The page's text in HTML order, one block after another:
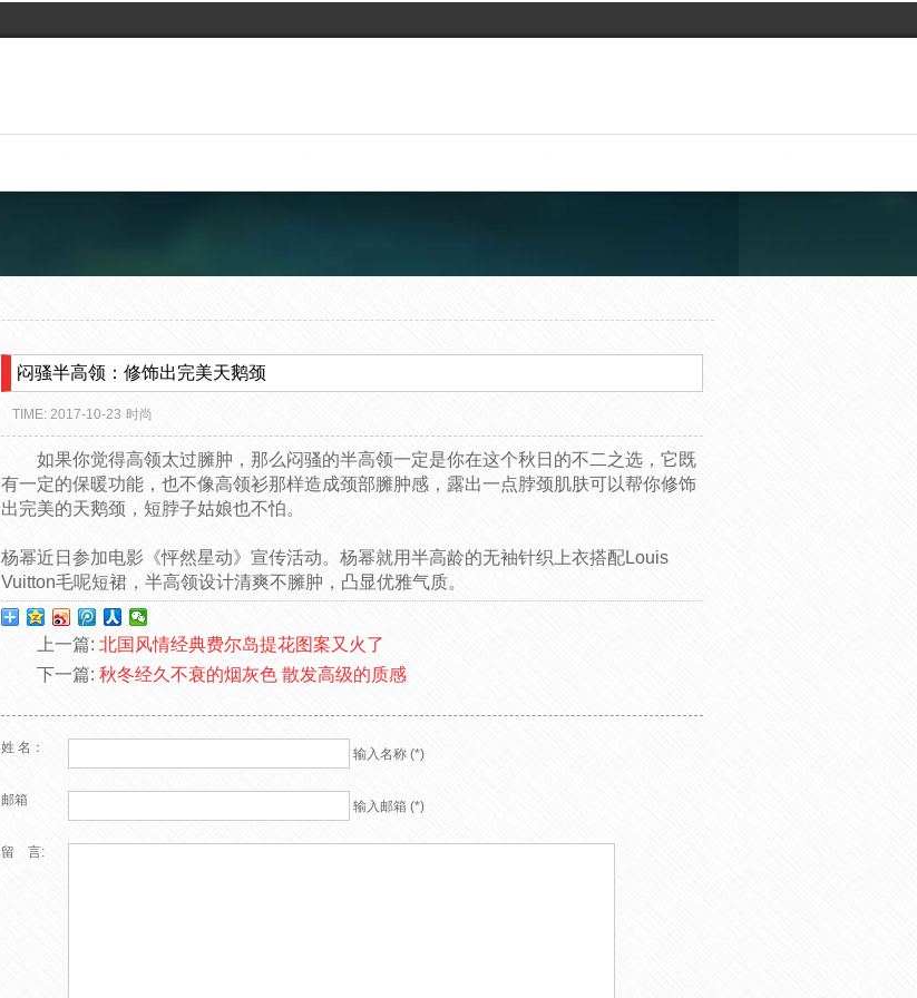
闷骚半高领：修饰出完美天鹅颈
TIME: 2017-10-23 时尚
如果你觉得高领太过臃肿，那么闷骚的半高领一定是你在这个秋日的不二之选，它既
有一定的保暖功能，也不像高领衫那样造成颈部臃肿感，露出一点脖颈肌肤可以帮你修饰
出完美的天鹅颈，短脖子姑娘也不怕。
杨幂近日参加电影《怦然星动》宣传活动。杨幂就用半高龄的无袖针织上衣搭配Louis
Vuitton毛呢短裙，半高领设计清爽不臃肿，凸显优雅气质。
上一篇: 北国风情经典费尔岛提花图案又火了
下一篇: 秋冬经久不衰的烟灰色 散发高级的质感
姓 名： 输入名称 (*)
邮箱 输入邮箱 (*)
留 言: